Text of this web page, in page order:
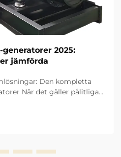
2025:
jämförda
Den kompletta
När det gäller pålitliga
ut som ett mångsidigt